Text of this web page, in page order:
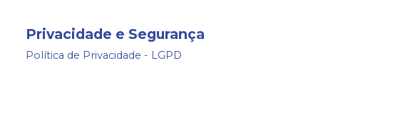
Privacidade e Segurança
Política de Privacidade - LGPD